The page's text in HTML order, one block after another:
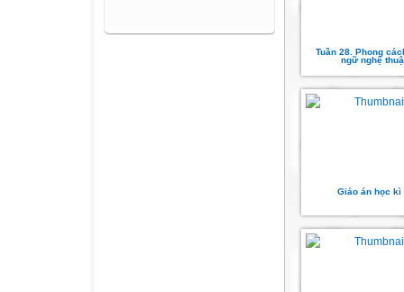
Tuần 28. Phong
ngữ nghệ
Giáo án học kì